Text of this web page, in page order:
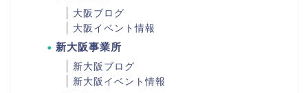
大阪ブログ
大阪イベント情報
新大阪事業所
新大阪ブログ
新大阪イベント情報